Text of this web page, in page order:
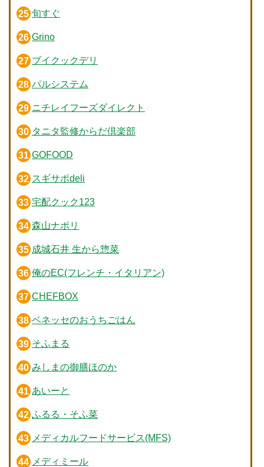
旬すぐ
Grino
ブイクックデリ
パルシステム
ニチレイフーズダイレクト
タニタ監修からだ倶楽部
GOFOOD
スギサポdeli
宅配クック123
森山ナポリ
成城石井 生から惣菜
俺のEC(フレンチ・イタリアン)
CHEFBOX
ベネッセのおうちごはん
そふまる
みしまの御膳ほのか
あいーと
ふるる・そふ菜
メディカルフードサービス(MFS)
メディミール